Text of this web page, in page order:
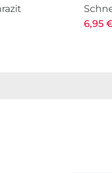
6,95